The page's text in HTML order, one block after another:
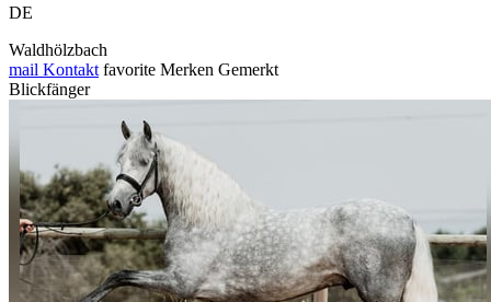
DE
Waldhölzbach
mail Kontakt favorite Merken Gemerkt
Blickfänger